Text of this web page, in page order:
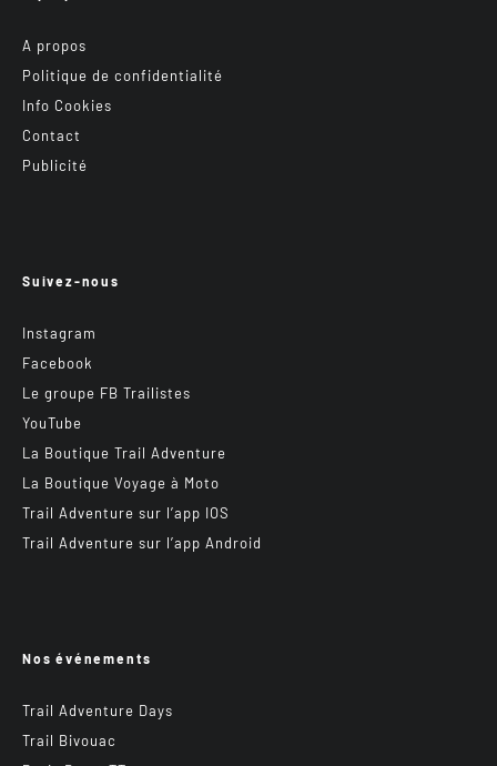
A propos
Politique de confidentialité
Info Cookies
Contact
Publicité
Suivez-nous
Instagram
Facebook
Le groupe FB Trailistes
YouTube
La Boutique Trail Adventure
La Boutique Voyage à Moto
Trail Adventure sur l’app IOS
Trail Adventure sur l’app Android
Nos événements
Trail Adventure Days
Trail Bivouac